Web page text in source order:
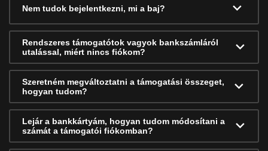
Nem tudok bejelentkezni, mi a baj?
Rendszeres támogatótok vagyok bankszámláról
utalással, miért nincs fiókom?
Szeretném megváltoztatni a támogatási összeget,
hogyan tudom?
Lejár a bankkártyám, hogyan tudom módosítani a
számát a támogatói fiókomban?